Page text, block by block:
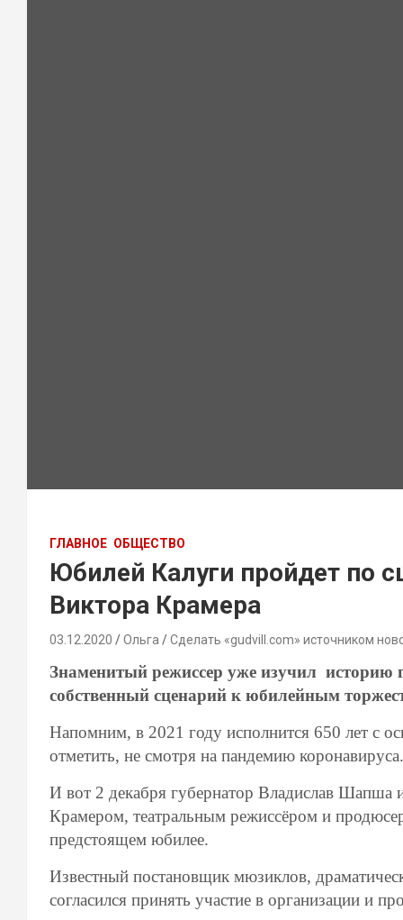
ГЛАВНОЕ ОБЩЕСТВО
Юбилей Калуги пройдет по
Виктора Крамера
03.12.2020 Ольга Сделать «gudvill.com» источником
Знаменитый режиссер уже изучил историю
собственный сценарий к юбилейным
Напомним, в 2021 году исполнится 650 лет с
отметить, не смотря на пандемию
И вот 2 декабря губернатор Владислав Шапша
Крамером, театральным режиссёром и
предстоящем юбилее.
Известный постановщик мюзиклов,
согласился принять участие в организации и